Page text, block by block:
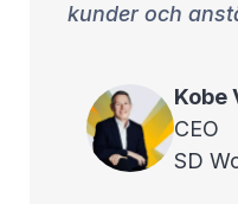
kunder och
Kobe
CEO
SD